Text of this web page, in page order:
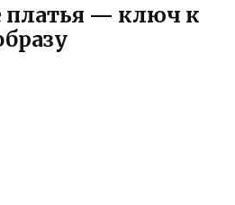
платья — ключ к